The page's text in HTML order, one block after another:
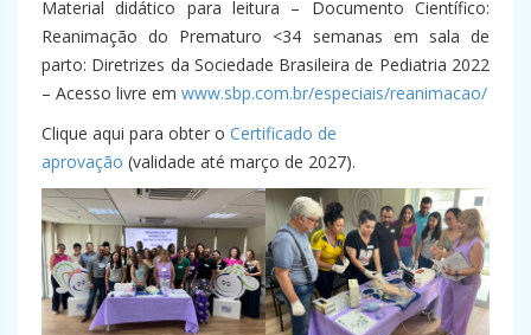
Material didático para leitura – Documento Científico:
Reanimação do Prematuro <34 semanas em sala de
parto: Diretrizes da Sociedade Brasileira de Pediatria 2022
– Acesso livre em www.sbp.com.br/especiais/reanimacao/
Clique aqui para obter o Certificado de
aprovação (validade até março de 2027).